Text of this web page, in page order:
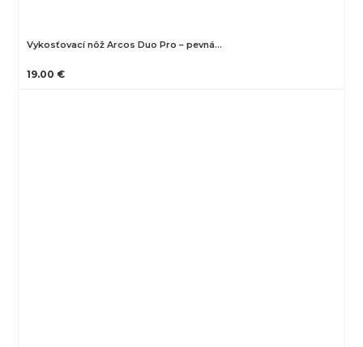
Vykosťovací nôž Arcos Duo Pro – pevná…
19.00 €